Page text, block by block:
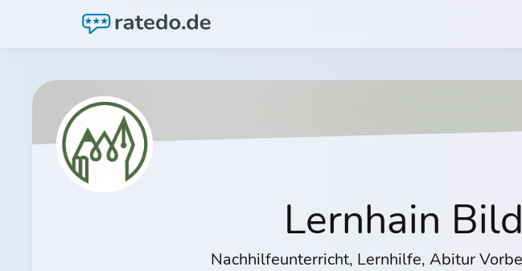
Lernhain
Nachhilfeunterricht, Lernhilfe, Abitur